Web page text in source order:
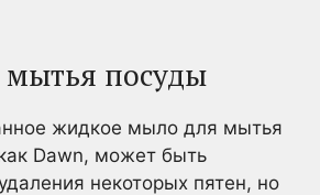
посуды
жидкое мыло для мытья
Dawn, может быть
некоторых пятен, но